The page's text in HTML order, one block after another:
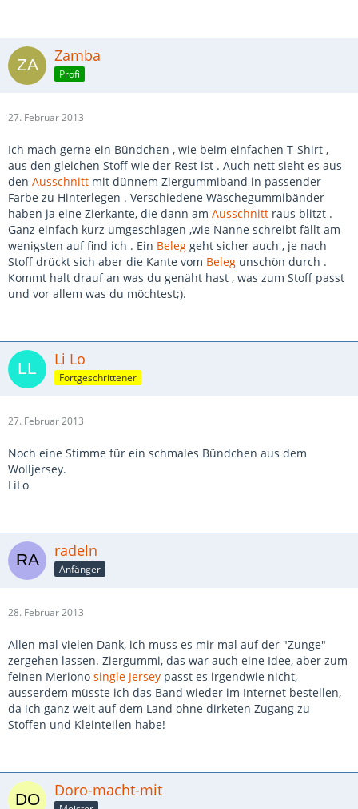
Zamba
Profi
27. Februar 2013
Ich mach gerne ein Bündchen , wie beim einfachen T-Shirt ,
aus den gleichen Stoff wie der Rest ist . Auch nett sieht es aus
den Ausschnitt mit dünnem Ziergummiband in passender
Farbe zu Hinterlegen . Verschiedene Wäschegummibänder
haben ja eine Zierkante, die dann am Ausschnitt raus blitzt .
Ganz einfach kurz umgeschlagen ,wie Nanne schreibt fällt am
wenigsten auf find ich . Ein Beleg geht sicher auch , je nach
Stoff drückt sich aber die Kante vom Beleg unschön durch .
Kommt halt drauf an was du genäht hast , was zum Stoff passt
und vor allem was du möchtest;).
Li Lo
Fortgeschrittener
27. Februar 2013
Noch eine Stimme für ein schmales Bündchen aus dem
Wolljersey.
LiLo
radeln
Anfänger
28. Februar 2013
Allen mal vielen Dank, ich muss es mir mal auf der "Zunge"
zergehen lassen. Ziergummi, das war auch eine Idee, aber zum
feinen Meriono single Jersey passt es irgendwie nicht,
ausserdem müsste ich das Band wieder im Internet bestellen,
da ich ganz weit auf dem Land ohne dirketen Zugang zu
Stoffen und Kleinteilen habe!
Doro-macht-mit